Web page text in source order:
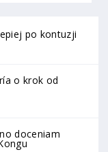
po kontuzji
o krok od
doceniam